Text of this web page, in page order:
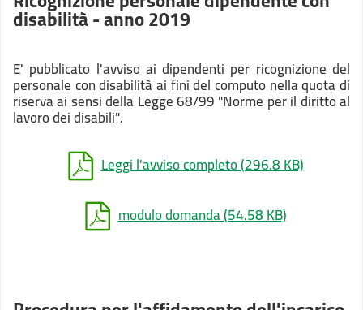
disabilità - anno 2019
E' pubblicato l'avviso ai dipendenti per ricognizione del
personale con disabilità ai fini del computo nella quota di
riserva ai sensi della Legge 68/99 "Norme per il diritto al
lavoro dei disabili".
Leggi l'avviso completo(296.8 KB)
modulo domanda(54.58 KB)